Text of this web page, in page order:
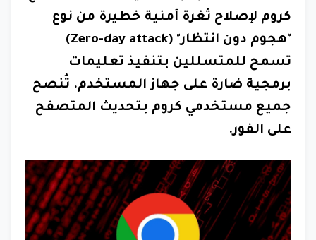
كروم لإصلاح ثغرة أمنية خطيرة من نوع
"هجوم دون انتظار" (Zero-day attack)
تسمح للمتسللين بتنفيذ تعليمات
برمجية ضارة على جهاز المستخدم. تُنصح
جميع مستخدمي كروم بتحديث المتصفح
على الفور.